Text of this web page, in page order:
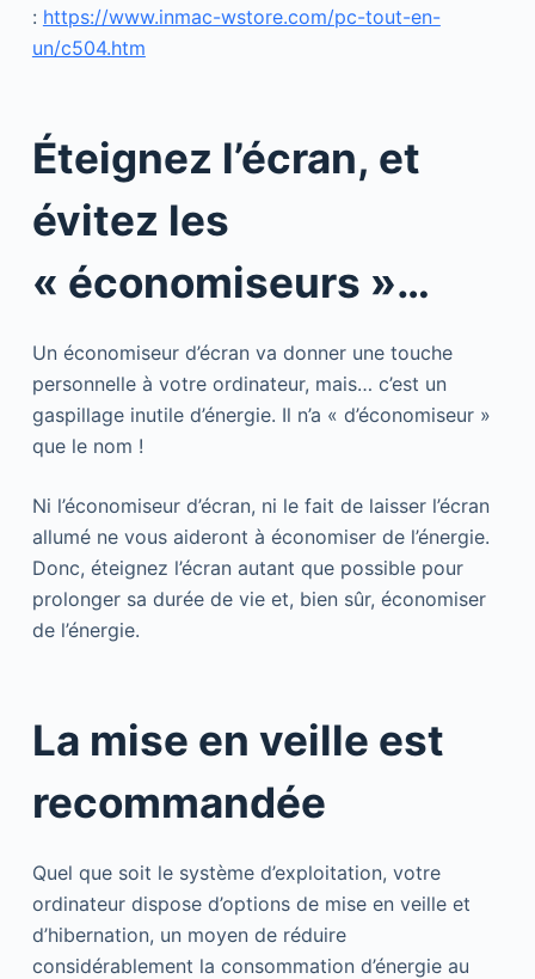
: https://www.inmac-wstore.com/pc-tout-en-
un/c504.htm
Éteignez l’écran, et
évitez les
« économiseurs »…
Un économiseur d’écran va donner une touche
personnelle à votre ordinateur, mais… c’est un
gaspillage inutile d’énergie. Il n’a « d’économiseur »
que le nom !
Ni l’économiseur d’écran, ni le fait de laisser l’écran
allumé ne vous aideront à économiser de l’énergie.
Donc, éteignez l’écran autant que possible pour
prolonger sa durée de vie et, bien sûr, économiser
de l’énergie.
La mise en veille est
recommandée
Quel que soit le système d’exploitation, votre
ordinateur dispose d’options de mise en veille et
d’hibernation, un moyen de réduire
considérablement la consommation d’énergie au